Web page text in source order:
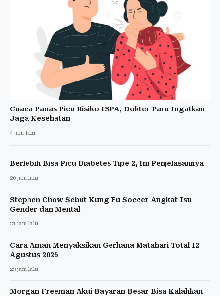
Cuaca Panas Picu Risiko ISPA, Dokter Paru Ingatkan
Jaga Kesehatan
4 jam lalu
Berlebih Bisa Picu Diabetes Tipe 2, Ini Penjelasannya
20 jam lalu
Stephen Chow Sebut Kung Fu Soccer Angkat Isu
Gender dan Mental
21 jam lalu
Cara Aman Menyaksikan Gerhana Matahari Total 12
Agustus 2026
23 jam lalu
Morgan Freeman Akui Bayaran Besar Bisa Kalahkan